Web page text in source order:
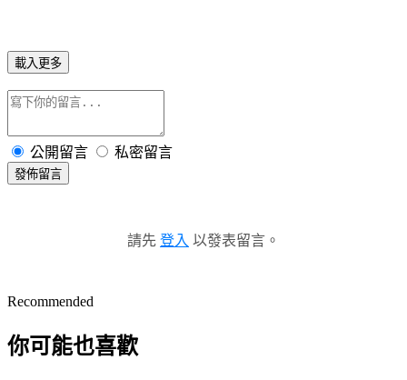
載入更多
公開留言 私密留言
發佈留言
請先 登入 以發表留言。
Recommended
你可能也喜歡